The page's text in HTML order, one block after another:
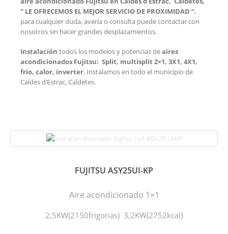
” LE OFRECEMOS EL MEJOR SERVICIO DE PROXIMIDAD “,
para cualquier duda, avería o consulta puede contactar con
nosotros sin hacer grandes desplazamientos.
Instalación todos los modelos y potencias deaires
acondicionados Fujitsu: Split, multisplit 2×1, 3X1, 4X1,
frio, calor, inverter. Instalamos en todo el municipio de
Caldes d’Estrac, Caldetes.
FUJITSU ASY25UI-KP
Aire acondicionado 1×1
2,5KW(2150frigorias) 3,2KW(2752kcal)